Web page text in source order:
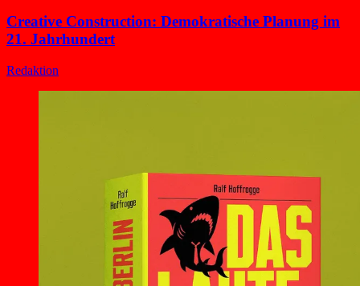
Creative Construction: Demokratische Planung im
21. Jahrhundert
Redaktion